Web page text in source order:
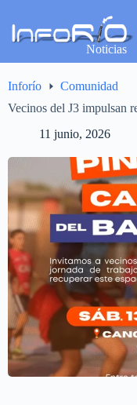
Noticias
Inforío
Comunidad
Vecinos del J3 impulsan
11 junio, 2026